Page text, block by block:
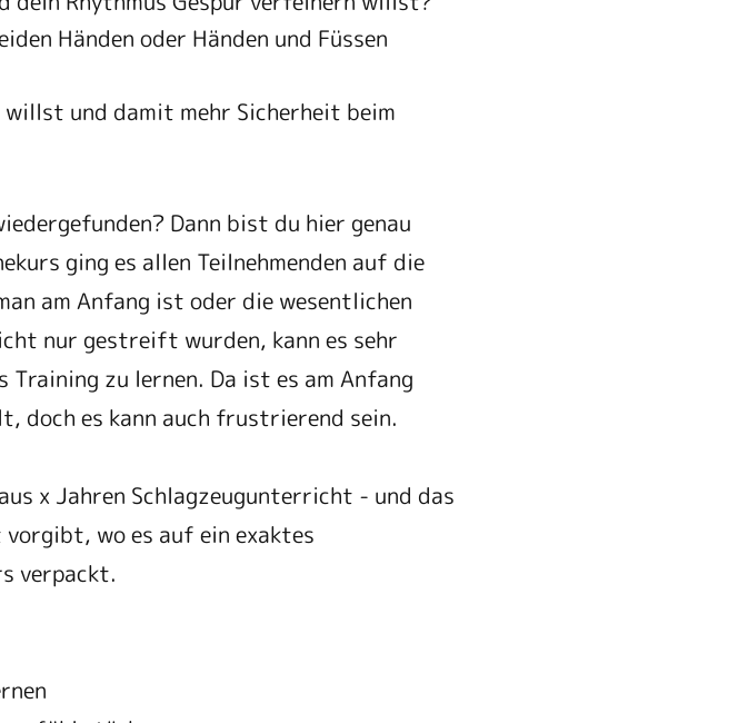
Händen oder Händen und Füssen
und damit mehr Sicherheit beim
Dann bist du hier genau
ging es allen Teilnehmenden auf die
am Anfang ist oder die wesentlichen
nur gestreift wurden, kann es sehr
zu lernen. Da ist es am Anfang
doch es kann auch frustrierend sein.
x Jahren Schlagzeugunterricht - und das
wo es auf ein exaktes
verpackt.